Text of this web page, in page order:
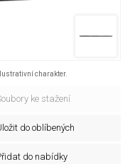
charakter.
ke stažení
do oblíbených
do nabídky